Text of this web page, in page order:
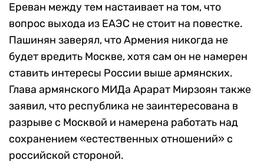
Ереван между тем настаивает на том, что
вопрос выхода из ЕАЭС не стоит на повестке.
Пашинян заверял, что Армения никогда не
будет вредить Москве, хотя сам он не намерен
ставить интересы России выше армянских.
Глава армянского МИДа Арарат Мирзоян также
заявил, что республика не заинтересована в
разрыве с Москвой и намерена работать над
сохранением «естественных отношений» с
российской стороной.